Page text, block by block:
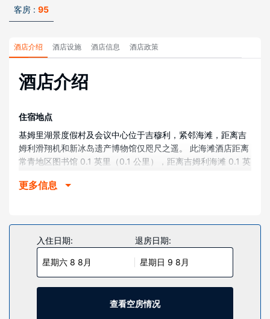
客房 : 95
酒店介绍 酒店设施 酒店信息 酒店政策
酒店介绍
住宿地点
基姆里湖景度假村及会议中心位于吉穆利，紧邻海滩，距离吉
姆利滑翔机和新冰岛遗产博物馆仅咫尺之遥。 此海滩酒店距离
常青地区图书馆 0.1 英里（0.1 公里），距离吉姆利海滩 0.1 英
客房
家的舒适。客房设有私人阳台。提供有线频道和DVD 播放器，
可满足您的娱乐需求；同时提供免费无线网络，方便您与朋友
保持联系。浴室提供淋浴/盆浴组合、免费洗浴用品和吹风机。
物业设施
不要错过室内游泳池、热水浴缸和桑拿等众多度假设施。此酒
店的其他设施包括免费 WiFi、美发沙龙和宴会厅。
更多信息
入住日期:
星期六 8 8月
退房日期:
星期日 9 8月
查看空房情况